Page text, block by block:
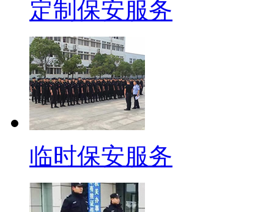
定制保安服务
临时保安服务